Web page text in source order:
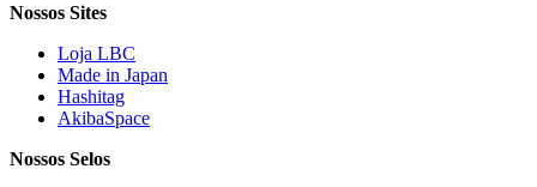
Nossos Sites
Loja LBC
Made in Japan
Hashitag
AkibaSpace
Nossos Selos